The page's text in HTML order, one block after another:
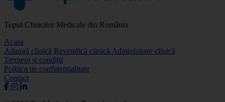
Topul Clinicilor Medicale din România
Acasa
Adaugă clinică Revendică clinică Administrare clinică
Termeni și condiții
Politica de confidențialitate
Contact